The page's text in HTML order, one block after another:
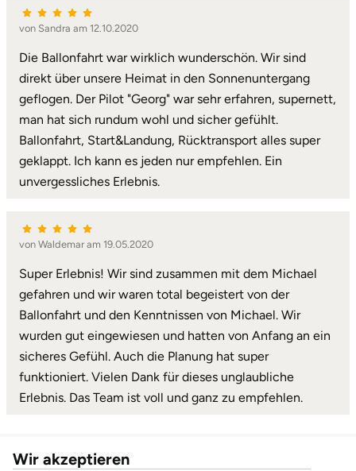
von Sandra am 12.10.2020
Die Ballonfahrt war wirklich wunderschön. Wir sind
direkt über unsere Heimat in den Sonnenuntergang
geflogen. Der Pilot "Georg" war sehr erfahren, supernett,
man hat sich rundum wohl und sicher gefühlt.
Ballonfahrt, Start&Landung, Rücktransport alles super
geklappt. Ich kann es jeden nur empfehlen. Ein
unvergessliches Erlebnis.
von Waldemar am 19.05.2020
Super Erlebnis! Wir sind zusammen mit dem Michael
gefahren und wir waren total begeistert von der
Ballonfahrt und den Kenntnissen von Michael. Wir
wurden gut eingewiesen und hatten von Anfang an ein
sicheres Gefühl. Auch die Planung hat super
funktioniert. Vielen Dank für dieses unglaubliche
Erlebnis. Das Team ist voll und ganz zu empfehlen.
Wir akzeptieren